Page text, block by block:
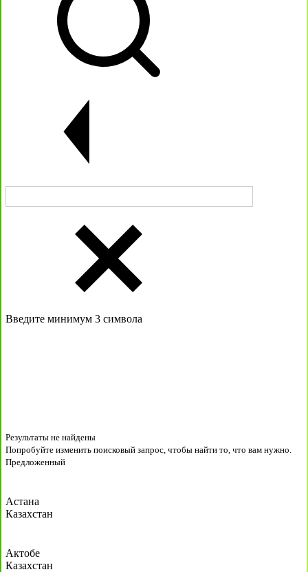
Введите минимум 3 символа
Результаты не найдены
Попробуйте изменить поисковый запрос, чтобы найти то, что вам нужно.
Предложенный
Астана
Казахстан
Актобе
Казахстан